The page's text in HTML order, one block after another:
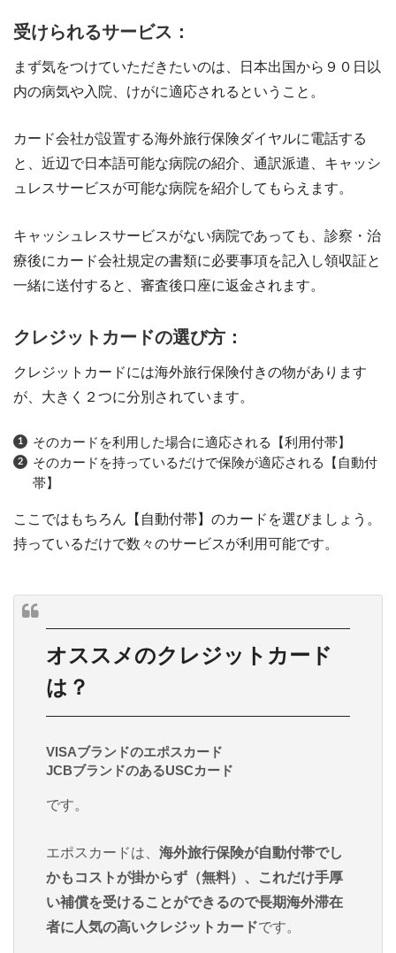
受けられるサービス：
まず気をつけていただきたいのは、日本出国から９０日以
内の病気や入院、けがに適応されるということ。
カード会社が設置する海外旅行保険ダイヤルに電話する
と、近辺で日本語可能な病院の紹介、通訳派遣、キャッシ
ュレスサービスが可能な病院を紹介してもらえます。
キャッシュレスサービスがない病院であっても、診察・治
療後にカード会社規定の書類に必要事項を記入し領収証と
一緒に送付すると、審査後口座に返金されます。
クレジットカードの選び方：
クレジットカードには海外旅行保険付きの物があります
が、大きく２つに分別されています。
そのカードを利用した場合に適応される【利用付帯】
そのカードを持っているだけで保険が適応される【自動付
帯】
ここではもちろん【自動付帯】のカードを選びましょう。
持っているだけで数々のサービスが利用可能です。
オススメのクレジットカード
は？
VISAブランドのエポスカード
JCBブランドのあるUSCカード
です。
エポスカードは、海外旅行保険が自動付帯でし
かもコストが掛からず（無料）、これだけ手厚
い補償を受けることができるので長期海外滞在
者に人気の高いクレジットカードです。